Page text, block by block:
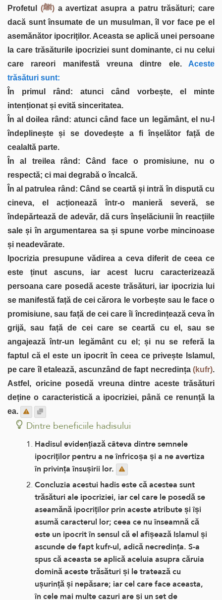
Profetul (ﷺ)a avertizat asupra a patru trăsături; care
dacă sunt însumate de un musulman, îl vor face pe el
asemănător ipocriților. Aceasta se aplică unei persoane
la care trăsăturile ipocriziei sunt dominante, ci nu celui
care rareori manifestă vreuna dintre ele.Aceste
trăsături sunt:
În primul rând: atunci când vorbește, el minte
intenționat și evită sinceritatea.
În al doilea rând: atunci când face un legământ, el nu-l
îndeplinește și se dovedește a fi înșelător față de
cealaltă parte.
În al treilea rând: Când face o promisiune, nu o
respectă; ci mai degrabă o încalcă.
În al patrulea rând: Când se ceartă și intră în dispută cu
cineva, el acționează într-o manieră severă, se
îndepărtează de adevăr, dă curs înșelăciunii în reacțiile
sale și în argumentarea sa și spune vorbe mincinoase
și neadevărate.
Ipocrizia presupune vădirea a ceva diferit de ceea ce
este ținut ascuns, iar acest lucru caracterizează
persoana care posedă aceste trăsături, iar ipocrizia lui
se manifestă față de cei cărora le vorbește sau le face o
promisiune, sau față de cei care îi încredințează ceva în
grijă, sau față de cei care se ceartă cu el, sau se
angajează într-un legământ cu el; și nu se referă la
faptul că el este un ipocrit în ceea ce privește Islamul,
pe care îl etalează, ascunzând de fapt necredința (kufr).
Astfel, oricine posedă vreuna dintre aceste trăsături
deține o caracteristică a ipocriziei, până ce renunță la
ea.
Dintre beneficiile hadisului
Hadisul evidențiază câteva dintre semnele
ipocriților pentru a ne înfricoșa și a ne avertiza
în privința însușirii lor.
Concluzia acestui hadis este că acestea sunt
trăsături ale ipocriziei, iar cel care le posedă se
aseamănă ipocriților prin aceste atribute și își
asumă caracterul lor; ceea ce nu înseamnă că
este un ipocrit în sensul că el afișează Islamul și
ascunde de fapt kufr-ul, adică necredința. S-a
spus că aceasta se aplică aceluia asupra căruia
domină aceste trăsături și le tratează cu
ușurință și nepăsare; iar cel care face aceasta,
în cele mai multe cazuri are și un set de